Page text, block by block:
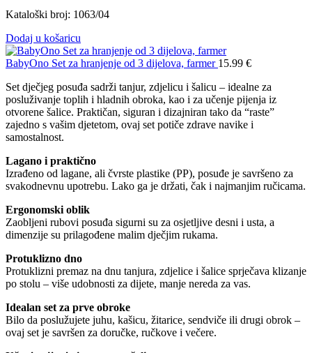
Kataloški broj: 1063/04
Dodaj u košaricu
BabyOno Set za hranjenje od 3 dijelova, farmer 15.99 €
Set dječjeg posuđa sadrži tanjur, zdjelicu i šalicu – idealne za
posluživanje toplih i hladnih obroka, kao i za učenje pijenja iz
otvorene šalice. Praktičan, siguran i dizajniran tako da “raste”
zajedno s vašim djetetom, ovaj set potiče zdrave navike i
samostalnost.
Lagano i praktično
Izrađeno od lagane, ali čvrste plastike (PP), posuđe je savršeno za
svakodnevnu upotrebu. Lako ga je držati, čak i najmanjim ručicama.
Ergonomski oblik
Zaobljeni rubovi posuđa sigurni su za osjetljive desni i usta, a
dimenzije su prilagođene malim dječjim rukama.
Protuklizno dno
Protuklizni premaz na dnu tanjura, zdjelice i šalice sprječava klizanje
po stolu – više udobnosti za dijete, manje nereda za vas.
Idealan set za prve obroke
Bilo da poslužujete juhu, kašicu, žitarice, sendviče ili drugi obrok –
ovaj set je savršen za doručke, ručkove i večere.